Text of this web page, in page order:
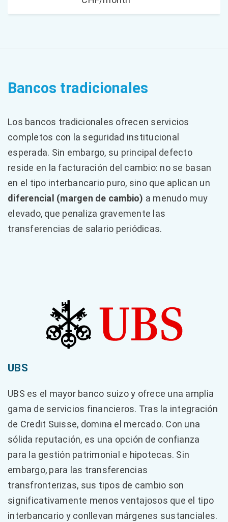
Bancos tradicionales
Los bancos tradicionales ofrecen servicios
completos con la seguridad institucional
esperada. Sin embargo, su principal defecto
reside en la facturación del cambio: no se basan
en el tipo interbancario puro, sino que aplican un
diferencial (margen de cambio) a menudo muy
elevado, que penaliza gravemente las
transferencias de salario periódicas.
UBS
UBS es el mayor banco suizo y ofrece una amplia
gama de servicios financieros. Tras la integración
de Credit Suisse, domina el mercado. Con una
sólida reputación, es una opción de confianza
para la gestión patrimonial e hipotecas. Sin
embargo, para las transferencias
transfronterizas, sus tipos de cambio son
significativamente menos ventajosos que el tipo
interbancario y conllevan márgenes sustanciales.